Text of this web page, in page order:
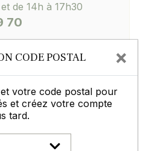
de 14h à 17h30
70
nous
CODE POSTAL ×
votre code postal pour
et créez votre compte
tard.